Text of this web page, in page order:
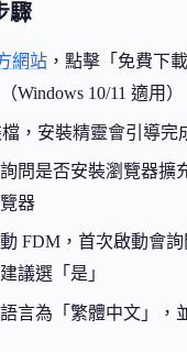
驟
網站 ，點擊「免費下
Windows 10/11 適用）
檔，安裝精靈會引導完
問是否安裝瀏覽器擴
器
FDM，首次啟動會
議選「是」
言為「繁體中文」，